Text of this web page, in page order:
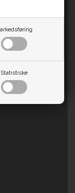
Statistiske